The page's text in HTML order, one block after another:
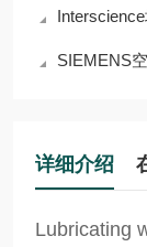
Interscience
SIEMENS
详细介绍
Lubricating